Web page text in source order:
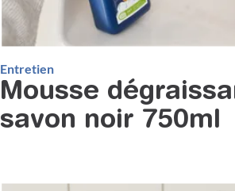
Entretien
Mousse
savon noir 750ml